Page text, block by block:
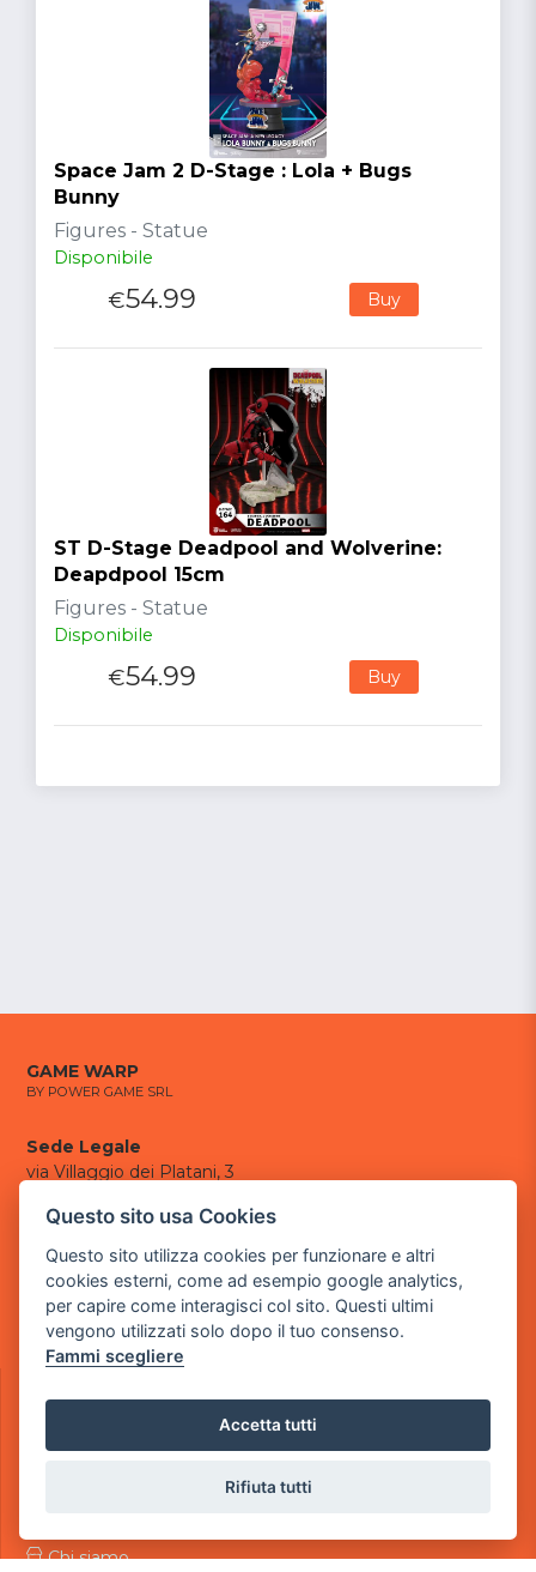
Space Jam 2 D-Stage : Lola + Bugs
Bunny
Figures - Statue
Disponibile
€54.99 Buy
ST D-Stage Deadpool and Wolverine:
Deapdpool 15cm
Figures - Statue
Disponibile
€54.99 Buy
GAME WARP
BY POWER GAME SRL
Sede Legale
via Villaggio dei Platani, 3
via Industriale, 2 - 25082 Botticino, BS
Partita iva 03308130982
Cod. SDI: USAL8PV
e-mail:
powergamesrl@legalmail.it
Chi siamo
Questo sito usa Cookies
Questo sito utilizza cookies per funzionare e altri
cookies esterni, come ad esempio google analytics,
per capire come interagisci col sito. Questi ultimi
vengono utilizzati solo dopo il tuo consenso.
Fammi scegliere
Accetta tutti
Rifiuta tutti